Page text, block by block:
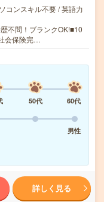
コンスキル不要 / 英語力
不問！ブランクOK!■10
会保険完…
50代
60代
男性
詳しく見る